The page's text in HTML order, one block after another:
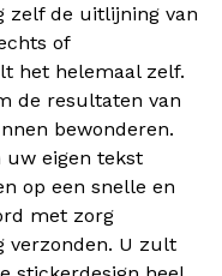
zelf de uitlijning van
of
het helemaal zelf.
de resultaten van
bewonderen.
uw eigen tekst
op een snelle en
met zorg
verzonden. U zult